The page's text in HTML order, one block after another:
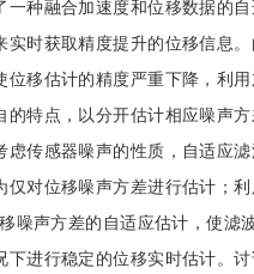
一种融合加速度和位移数据的
实时获取精度提升的位移信息
位移估计的精度严重下降，利
的特点，以分开估计相应噪声
虑传感器噪声的性质，自适应
仅对位移噪声方差进行估计；
噪声方差的自适应估计，使滤
下进行稳定的位移实时估计。